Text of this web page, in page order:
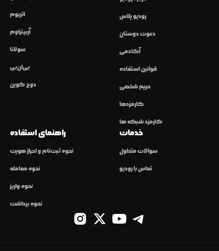
اتریوم
آربیتراوم
سولانا
بی‌ان‌بی
دوج کوین
رودیو پلاس
دعوت دوستان
آکادمی
قوانین استفاده
حریم شخصی
کارمزدها
کارمزد شبکه ها
راهنمای استفاده
نحوه ثبت‌نام و احراز هویت
نحوه معامله
نحوه واریز
نحوه برداشت
خدمات
سوالات متداول
تماس با رودیو